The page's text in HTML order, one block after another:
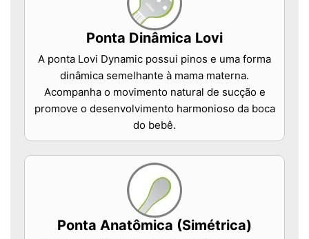
Ponta Dinâmica Lovi
A ponta Lovi Dynamic possui pinos e uma forma
dinâmica semelhante à mama materna.
Acompanha o movimento natural de sucção e
promove o desenvolvimento harmonioso da boca
do bebê.
Ponta Anatômica (Simétrica)